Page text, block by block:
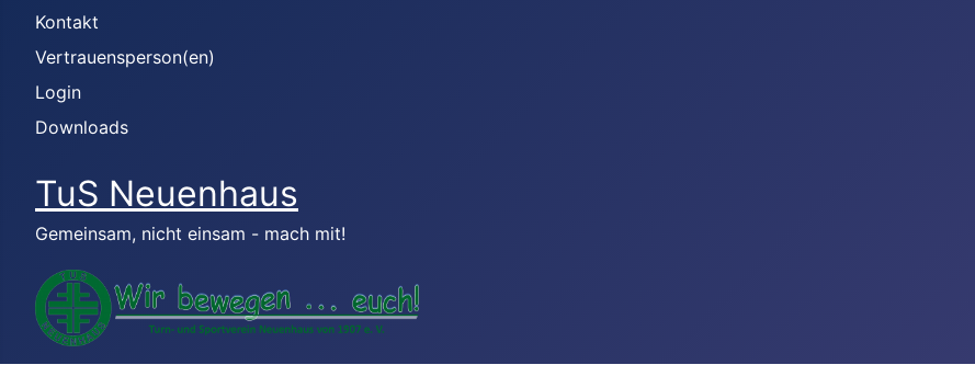
Kontakt
Vertrauensperson(en)
Login
Downloads
TuS Neuenhaus
Gemeinsam, nicht einsam - mach mit!